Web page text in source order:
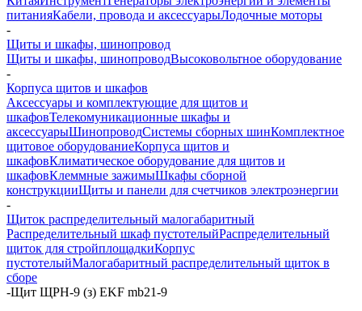
питанияКабели, провода и аксессуарыЛодочные моторы
-
Щиты и шкафы, шинопровод
Щиты и шкафы, шинопроводВысоковольтное оборудование
-
Корпуса щитов и шкафов
Аксессуары и комплектующие для щитов и
шкафовТелекомуникационные шкафы и
аксессуарыШинопроводСистемы сборных шинКомплектное
щитовое оборудованиеКорпуса щитов и
шкафовКлиматическое оборудование для щитов и
шкафовКлеммные зажимыШкафы сборной
конструкцииЩиты и панели для счетчиков электроэнергии
-
Щиток распределительный малогабаритный
Распределительный шкаф пустотелыйРаспределительный
щиток для стройплощадкиКорпус
пустотелыйМалогабаритный распределительный щиток в
сборе
-Щит ЩРН-9 (з) EKF mb21-9